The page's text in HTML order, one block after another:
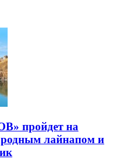
пройдет на
лайнапом и